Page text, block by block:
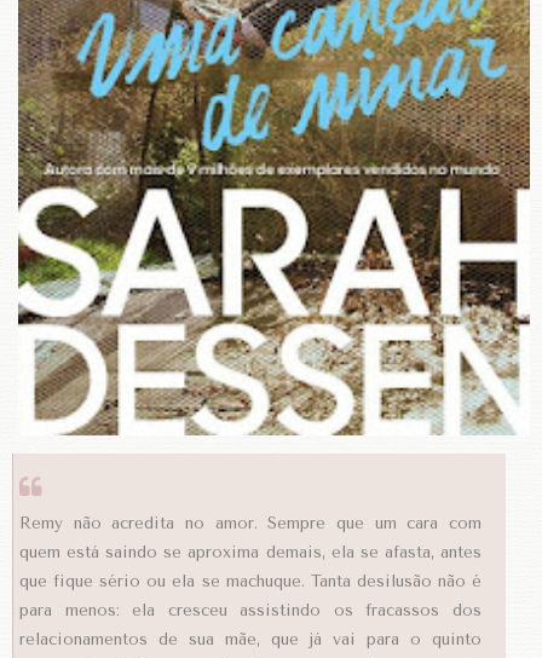
Remy não acredita no amor. Sempre que um cara com
quem está saindo se aproxima demais, ela se afasta, antes
que fique sério ou ela se machuque. Tanta desilusão não é
para menos: ela cresceu assistindo os fracassos dos
relacionamentos de sua mãe, que já vai para o quinto